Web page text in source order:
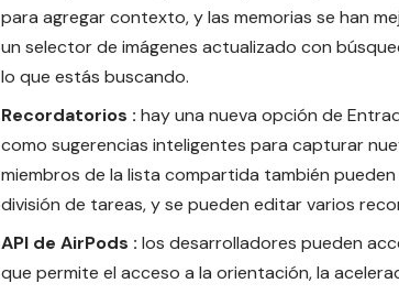
para agregar contexto, y las memorias se han
un selector de imágenes actualizado con
lo que estás buscando.
Recordatorios : hay una nueva opción de
como sugerencias inteligentes para capturar
miembros de la lista compartida también
división de tareas, y se pueden editar varios
API de AirPods : los desarrolladores pueden
que permite el acceso a la orientación, la